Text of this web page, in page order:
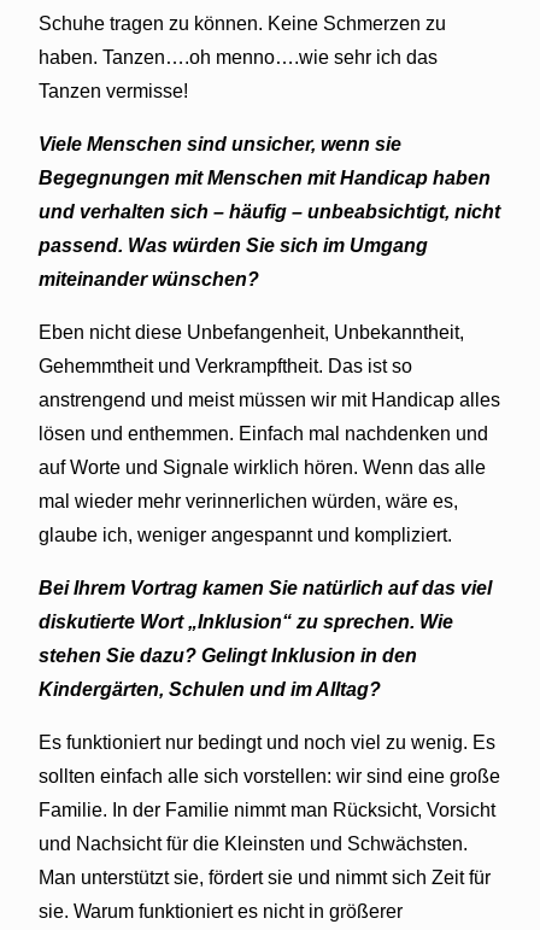
Schuhe tragen zu können. Keine Schmerzen zu
haben. Tanzen….oh menno….wie sehr ich das
Tanzen vermisse!
Viele Menschen sind unsicher, wenn sie
Begegnungen mit Menschen mit Handicap haben
und verhalten sich – häufig – unbeabsichtigt, nicht
passend. Was würden Sie sich im Umgang
miteinander wünschen?
Eben nicht diese Unbefangenheit, Unbekanntheit,
Gehemmtheit und Verkrampftheit. Das ist so
anstrengend und meist müssen wir mit Handicap alles
lösen und enthemmen. Einfach mal nachdenken und
auf Worte und Signale wirklich hören. Wenn das alle
mal wieder mehr verinnerlichen würden, wäre es,
glaube ich, weniger angespannt und kompliziert.
Bei Ihrem Vortrag kamen Sie natürlich auf das viel
diskutierte Wort „Inklusion“ zu sprechen. Wie
stehen Sie dazu? Gelingt Inklusion in den
Kindergärten, Schulen und im Alltag?
Es funktioniert nur bedingt und noch viel zu wenig. Es
sollten einfach alle sich vorstellen: wir sind eine große
Familie. In der Familie nimmt man Rücksicht, Vorsicht
und Nachsicht für die Kleinsten und Schwächsten.
Man unterstützt sie, fördert sie und nimmt sich Zeit für
sie. Warum funktioniert es nicht in größerer